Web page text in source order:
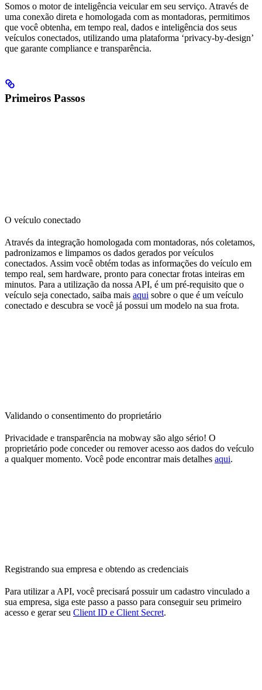
Somos o motor de inteligência veicular em seu serviço. Através de
uma conexão direta e homologada com as montadoras, permitimos
que você obtenha, em tempo real, dados e inteligência dos seus
veículos conectados, utilizando uma plataforma ‘privacy-by-design’
que garante compliance e transparência.
Primeiros Passos
O veículo conectado
Através da integração homologada com montadoras, nós coletamos,
padronizamos e limpamos os dados gerados por veículos
conectados. Assim você obtém todas as informações do veículo em
tempo real, sem hardware, pronto para conectar frotas inteiras em
minutos. Para a utilização da nossa API, é um pré-requisito que o
veículo seja conectado, saiba mais aqui sobre o que é um veículo
conectado e descubra se você já possui um modelo na sua frota.
Validando o consentimento do proprietário
Privacidade e transparência na mobway são algo sério! O
proprietário pode conceder ou remover acesso aos dados do veículo
a qualquer momento. Você pode encontrar mais detalhes aqui.
Registrando sua empresa e obtendo as credenciais
Para utilizar a API, você precisará possuir um cadastro vinculado a
sua empresa, siga este passo a passo para conseguir seu primeiro
acesso e gerar seu Client ID e Client Secret.